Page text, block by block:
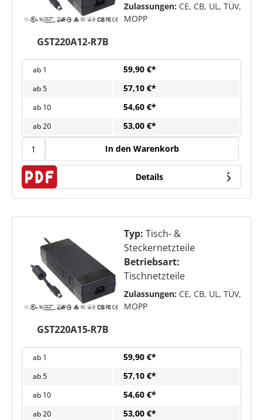
GST220A12-R7B
Zulassungen: CE, CB, UL, TÜV,
MOPP
ab 1 59,90 €*
ab5 57,10 €*
ab 10 54,60 €*
ab20 53,00 €*
In den Warenkorb
Details
GST220A15-R7B
Typ: Tisch- &
Steckernetzteile
Betriebsart:
Tischnetzteile
Zulassungen: CE, CB, UL, TÜV,
MOPP
ab 1 59,90 €*
ab5 57,10 €*
ab 10 54,60 €*
ab20 53,00 €*